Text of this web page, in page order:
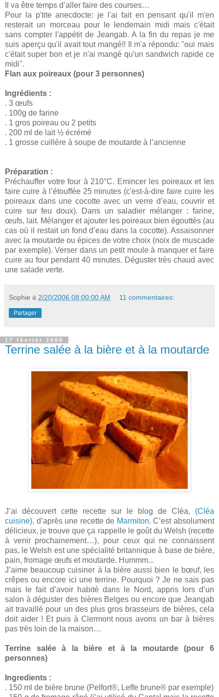
Il va être temps d’aller faire des courses…
Pour la p'tite anecdocte: je l'ai fait en pensant qu'il m'en
resterait un morceau pour le lendemain midi mais c'était
sans compter l'appétit de Jeangab. A la fin du repas je me
suis aperçu qu'il avait tout mangé!! Il m'a répondu: "oui mais
c'était super bon et je n'ai mangé qu'un sandwich rapide ce
midi".
Flan aux poireaux (pour 3 personnes)
Ingrédients :
. 3 œufs
. 100g de farine
. 1 gros poireau ou 2 petits
. 200 ml de lait ½ écrémé
. 1 grosse cuillère à soupe de moutarde à l’ancienne
Préparation :
Préchauffer votre four à 210°C. Emincer les poireaux et les
faire cuire à l’étouffée 25 minutes (c'est-à-dire faire cuire les
poireaux dans une cocotte avec un verre d’eau, couvrir et
cuire sur feu doux). Dans un saladier mélanger : farine,
œufs, lait. Mélanger et ajouter les poireaux bien égouttés (au
cas où il restait un fond d’eau dans la cocotte). Assaisonner
avec la moutarde ou épices de votre choix (noix de muscade
par exemple). Verser dans un petit moule à manquer et faire
cuire au four pendant 40 minutes. Déguster très chaud avec
une salade verte.
Sophie à 2/20/2006 08:00:00 AM 11 commentaires:
Partager
17 février 2006
Terrine salée à la bière et à la moutarde
J’ai découvert cette recette sur le blog de Cléa, (Cléa
cuisine), d’après une recette de Marmiton. C’est absolument
délicieux, je trouve que ça rappelle le goût du Welsh (recette
à venir prochainement…), pour ceux qui ne connaissent
pas, le Welsh est une spécialité britannique à base de bière,
pain, fromage œufs et moutarde. Hummm...
J’aime beaucoup cuisiner à la bière aussi bien le bœuf, les
crêpes ou encore ici une terrine. Pourquoi ? Je ne sais pas
mais le fait d’avoir habité dans le Nord, appris lors d’un
salon à déguster des bières Belges ou encore que Jeangab
ait travaillé pour un des plus gros brasseurs de bières, cela
doit aider ! Et puis à Clermont nous avons un bar à bières
pas très loin de la maison…
Terrine salée à la bière et à la moutarde (pour 6
personnes)
Ingredients :
. 150 ml de bière brune (Pelfort®, Leffe brune® par exemple)